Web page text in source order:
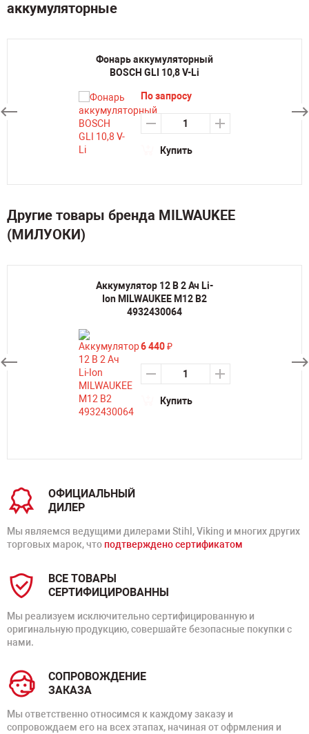
аккумуляторные
Фонарь аккумуляторный
BOSCH GLI 10,8 V-Li
По запросу
Купить
Другие товары бренда MILWAUKEE
(МИЛУОКИ)
Аккумулятор 12 В 2 Ач Li-
Ion MILWAUKEE M12 B2
4932430064
6 440₽
Купить
ОФИЦИАЛЬНЫЙ
ДИЛЕР
Мы являемся ведущими дилерами Stihl, Viking и многих других
торговых марок, что подтверждено сертификатом
ВСЕ ТОВАРЫ
СЕРТИФИЦИРОВАННЫ
Мы реализуем исключительно сертифицированную и
оригинальную продукцию, совершайте безопасные покупки с
нами.
СОПРОВОЖДЕНИЕ
ЗАКАЗА
Мы ответственно относимся к каждому заказу и
сопровождаем его на всех этапах, начиная от офрмления и